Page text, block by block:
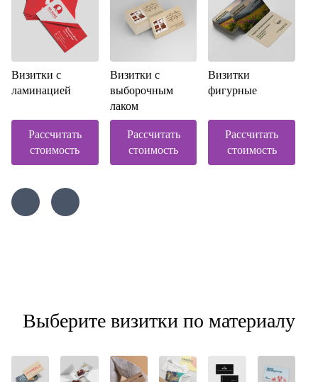
Визитки с
ламинацией
Рассчитать
стоимость
Визитки с
выборочным
лаком
Рассчитать
стоимость
Визитки
фигурные
Рассчитать
стоимость
Выберите визитки по материалу